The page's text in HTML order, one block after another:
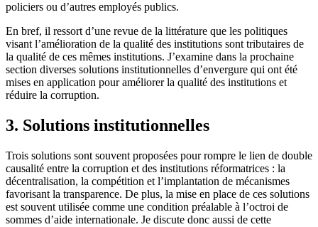
policiers ou d’autres employés publics.
En bref, il ressort d’une revue de la littérature que les politiques
visant l’amélioration de la qualité des institutions sont tributaires de
la qualité de ces mêmes institutions. J’examine dans la prochaine
section diverses solutions institutionnelles d’envergure qui ont été
mises en application pour améliorer la qualité des institutions et
réduire la corruption.
3. Solutions institutionnelles
Trois solutions sont souvent proposées pour rompre le lien de double
causalité entre la corruption et des institutions réformatrices : la
décentralisation, la compétition et l’implantation de mécanismes
favorisant la transparence. De plus, la mise en place de ces solutions
est souvent utilisée comme une condition préalable à l’octroi de
sommes d’aide internationale. Je discute donc aussi de cette